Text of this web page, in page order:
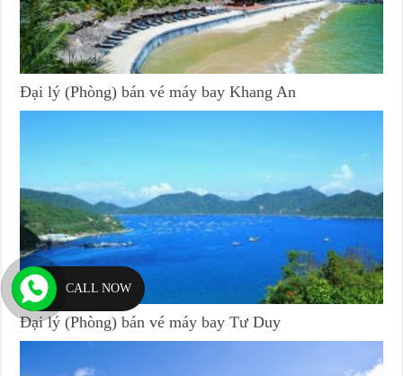
Đại lý (Phòng) bán vé máy bay Khang An
Đại lý (Phòng) bán vé máy bay Tư Duy
CALL NOW